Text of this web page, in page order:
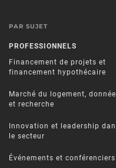
PAR SUJET
PROFESSIONNELS
Financement de projets et
financement hypothécaire
Marché du logement,
et recherche
Innovation et leadership
le secteur
Événements et conférenciers